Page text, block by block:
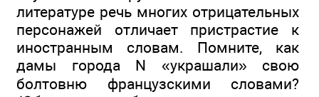
литературе речь многих отрицательных
персонажей отличает пристрастие к
иностранным словам. Помните, как
дамы города N «украшали» свою
болтовню французскими словами?